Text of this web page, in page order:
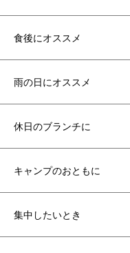
食後にオススメ
雨の日にオススメ
休日のブランチに
キャンプのおともに
集中したいとき